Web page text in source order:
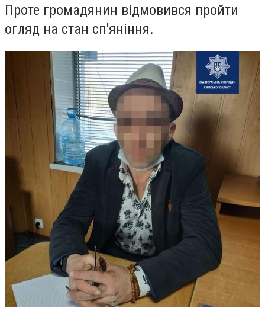
Проте громадянин відмовився пройти
огляд на стан сп'яніння.